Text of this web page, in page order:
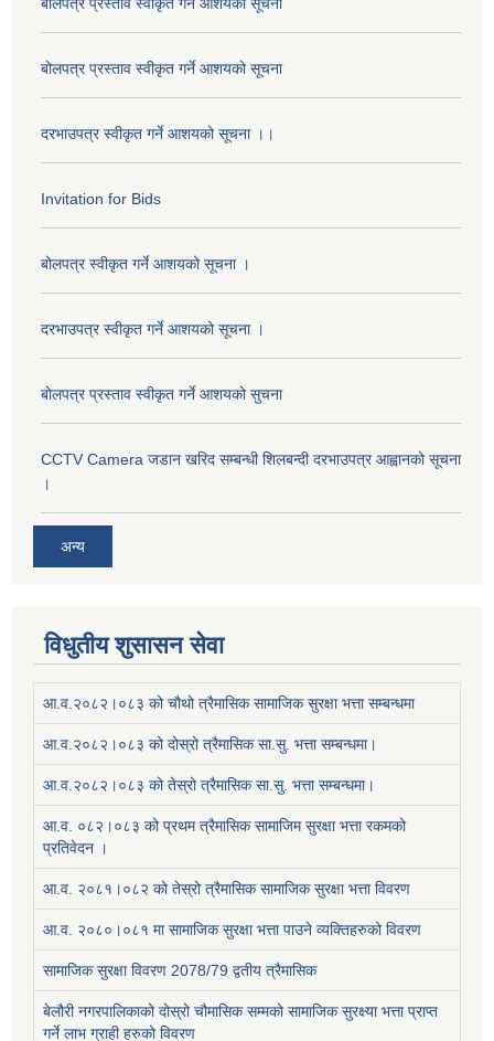
बोलपत्र प्रस्ताव स्वीकृत गर्ने आशयको सूचना
बोलपत्र प्रस्ताव स्वीकृत गर्ने आशयको सूचना
दरभाउपत्र स्वीकृत गर्ने आशयको सूचना ।।
Invitation for Bids
बोलपत्र स्वीकृत गर्ने आशयको सूचना ।
दरभाउपत्र स्वीकृत गर्ने आशयको सूचना ।
बोलपत्र प्रस्ताव स्वीकृत गर्ने आशयको सुचना
CCTV Camera जडान खरिद सम्बन्धी शिलबन्दी दरभाउपत्र आह्वानको सूचना
।
अन्य
विधुतीय शुसासन सेवा
आ.व.२०८२।०८३ को चौथो त्रैमासिक सामाजिक सुरक्षा भत्ता सम्बन्धमा
आ.व.२०८२।०८३ को दोस्रो त्रैमासिक सा.सु. भत्ता सम्बन्धमा।
आ.व.२०८२।०८३ को तेस्रो त्रैमासिक सा.सु. भत्ता सम्बन्धमा।
आ.व. ०८२।०८३ को प्रथम त्रैमासिक सामाजिम सुरक्षा भत्ता रकमको
प्रतिवेदन ।
आ.व. २०८१।०८२ को तेस्रो त्रैमासिक सामाजिक सुरक्षा भत्ता विवरण
आ.व. २०८०।०८१ मा सामाजिक सुरक्षा भत्ता पाउने व्यक्तिहरुको विवरण
सामाजिक सुरक्षा विवरण 2078/79 द्वतीय त्रैमासिक
बेलौरी नगरपालिकाको दोस्रो चौमासिक सम्मको सामाजिक सुरक्ष्या भत्ता प्राप्त
गर्ने लाभ ग्राही हरुको विवरण